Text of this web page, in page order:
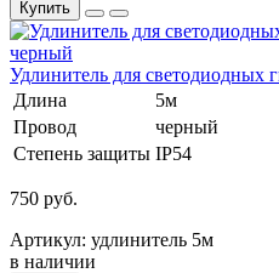
Купить
Удлинитель для светодиодных
Длина
5м
Провод
черный
Степень защиты IP54
750 руб.
Артикул: удлинитель 5м
в наличии